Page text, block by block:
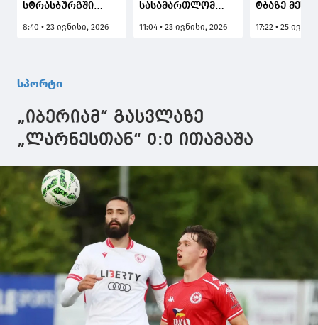
სტრასბურგში
წინააღმდეგ
სხვა ქართველი
სამხედრო
მოიგო
8:40 • 23 ივნისი, 2026
სასამართლომ
ანწუხელიძისა და
პასუხისმგებლობა
დააკისრა
11:04 • 23 ივნისი, 2026
ტბაზე
და
17:22 • 25
სპორტი
„იბერიამ“ გასვლაზე
„ლარნესთან“ 0:0 ითამაშა